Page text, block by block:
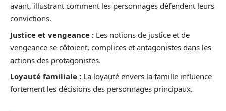
avant, illustrant comment les personnages défendent leurs
convictions.
Justice et vengeance : Les notions de justice et de
vengeance se côtoient, complices et antagonistes dans les
actions des protagonistes.
Loyauté familiale : La loyauté envers la famille influence
fortement les décisions des personnages principaux.